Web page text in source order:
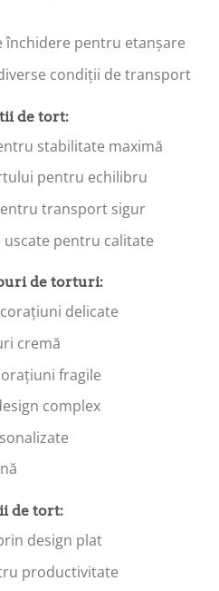
închidere pentru etanșare
condiții de transport
de tort:
stabilitate maximă
pentru echilibru
transport sigur
pentru calitate
de torturi:
delicate
cremă
fragile
complex
de tort:
design plat
productivitate